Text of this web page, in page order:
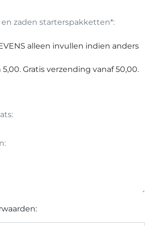
alleen invullen indien anders
Gratis verzending vanaf 50,00.